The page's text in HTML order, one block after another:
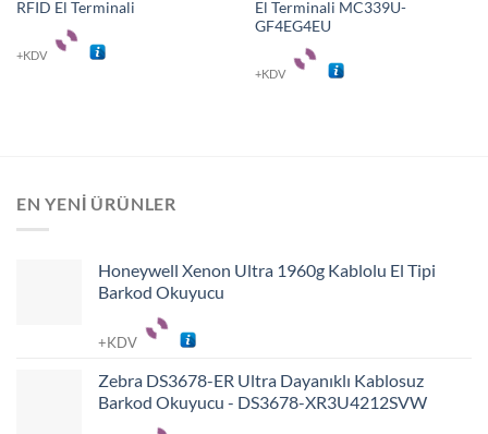
RFID El Terminali
+KDV
El Terminali MC339U-
GF4EG4EU
+KDV
EN YENI ÜRÜNLER
Honeywell Xenon Ultra 1960g Kablolu El Tipi
Barkod Okuyucu
+KDV
Zebra DS3678-ER Ultra Dayanıklı Kablosuz
Barkod Okuyucu - DS3678-XR3U4212SVW